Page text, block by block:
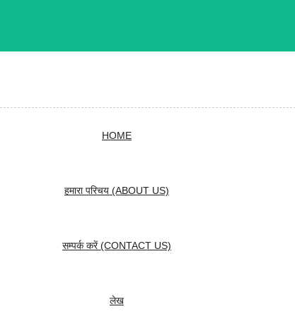
HOME
हमारा परिचय (ABOUT US)
सम्पर्क करें (CONTACT US)
लेख